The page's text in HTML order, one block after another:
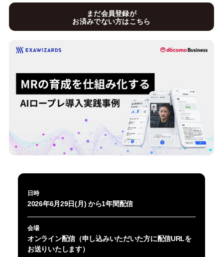
まだ会員登録が
お済みでない方はこちら
日時
2026年6月29日(月) から1年間配信
会場
オンライン配信（申し込みいただいた方に配信URLを
お送りいたします）